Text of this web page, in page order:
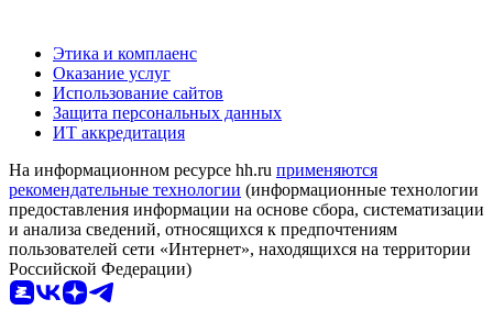
Этика и комплаенс
Оказание услуг
Использование сайтов
Защита персональных данных
ИТ аккредитация
На информационном ресурсе hh.ru применяются
рекомендательные технологии (информационные технологии
предоставления информации на основе сбора, систематизации
и анализа сведений, относящихся к предпочтениям
пользователей сети «Интернет», находящихся на территории
Российской Федерации)